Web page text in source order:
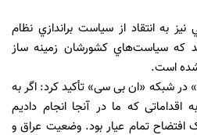
به انتقاد از سياست براندازي نظام
كه سياست‌هاي كشورشان زمينه ساز
شده است.
در شبکه «ان بی سی» تأکید کرد: اگر به
اقداماتی که ما در آنجا انجام دادیم
افتضاح تمام عیار بود. وضعیت عراق و